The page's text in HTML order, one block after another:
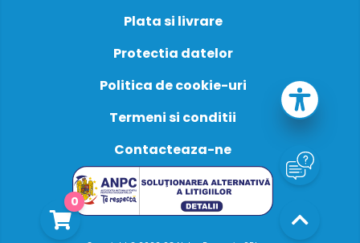
0
Plata si livrare
Protectia datelor
Politica de cookie-uri
Termeni si conditii
Contacteaza-ne